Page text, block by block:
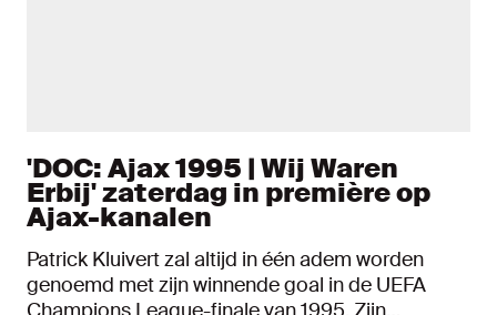
'DOC: Ajax 1995 | Wij Waren
Erbij' zaterdag in première op
Ajax-kanalen
Patrick Kluivert zal altijd in één adem worden
genoemd met zijn winnende goal in de UEFA